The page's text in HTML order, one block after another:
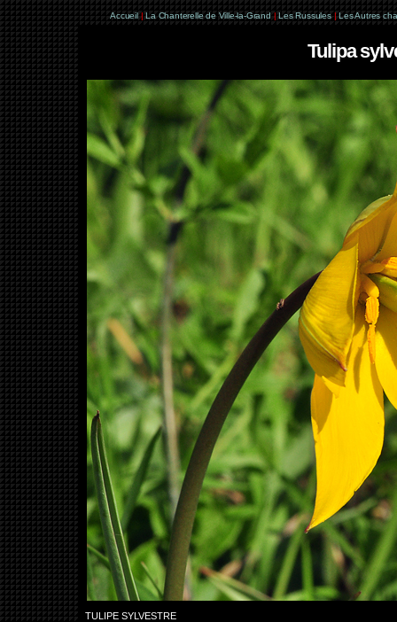
Accueil | La Chanterelle de Ville-la-Grand | Les Russules | Les Autres
Tulipa
TULIPE SYLVESTRE